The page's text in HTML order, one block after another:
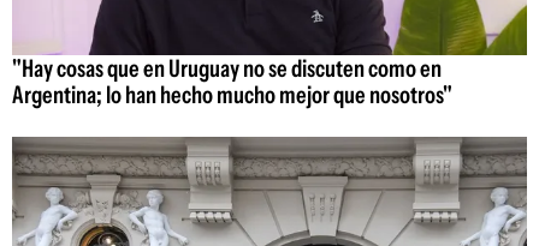
"Hay cosas que en Uruguay no se discuten como en
Argentina; lo han hecho mucho mejor que nosotros"